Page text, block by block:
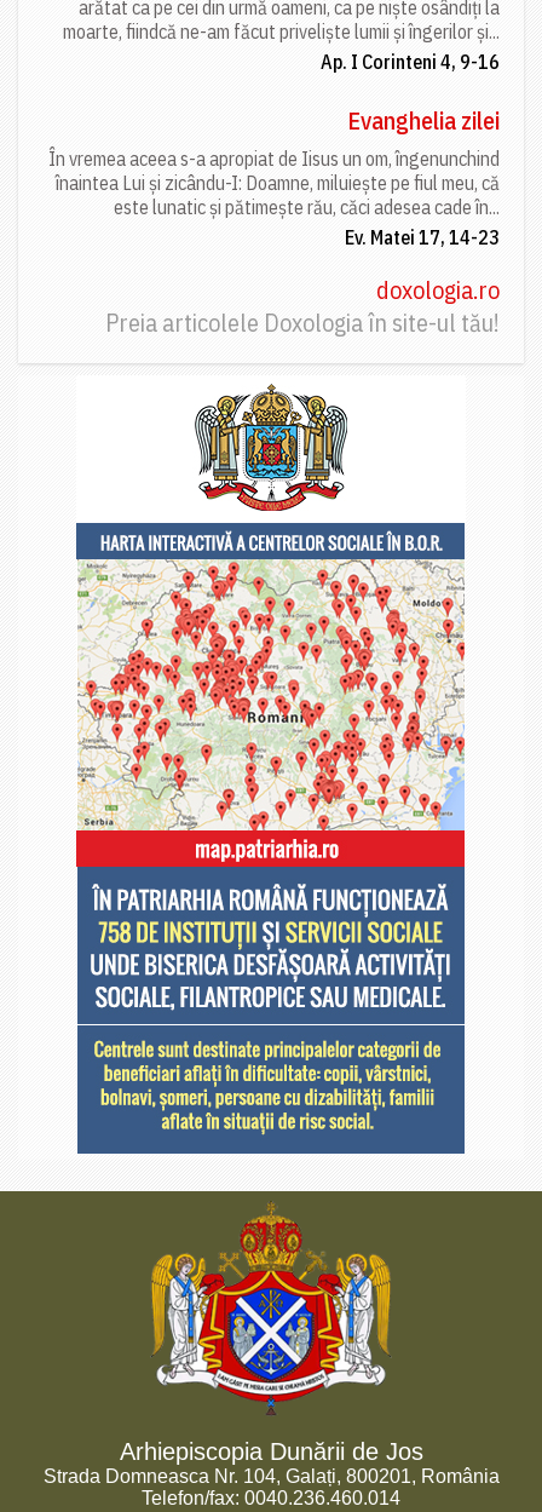
arătat ca pe cei din urmă oameni, ca pe niște osândiți la
moarte, fiindcă ne-am făcut priveliște lumii și îngerilor și...
Ap. I Corinteni 4, 9-16
Evanghelia zilei
În vremea aceea s-a apropiat de Iisus un om, îngenunchind
înaintea Lui și zicându-I: Doamne, miluiește pe fiul meu, că
este lunatic și pătimește rău, căci adesea cade în...
Ev. Matei 17, 14-23
doxologia.ro
Preia articolele Doxologia în site-ul tău!
Arhiepiscopia Dunării de Jos
Strada Domneasca Nr. 104, Galați, 800201, România
Telefon/fax: 0040.236.460.014